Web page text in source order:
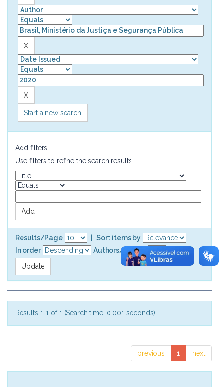
Start a new search
Add filters:
Use filters to refine the search results.
Results/Page
Sort items by
In order
Authors/record
Results 1-1 of 1 (Search time: 0.001 seconds).
previous 1 next